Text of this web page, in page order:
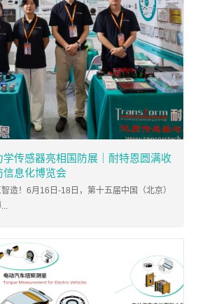
学传感器亮相国防展｜耐特恩圆满收
信息化博览会
造！6月16日-18日，第十五届中国（北京）